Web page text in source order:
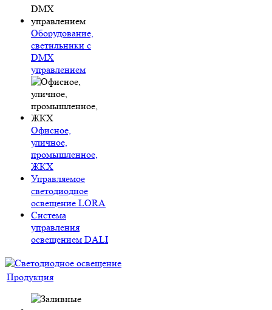
Оборудование,
светильники с
DMX
управлением
Офисное,
уличное,
промышленное,
ЖКХ
Управляемое
светодиодное
освещение LORA
Система
управления
освещением DALI
Продукция